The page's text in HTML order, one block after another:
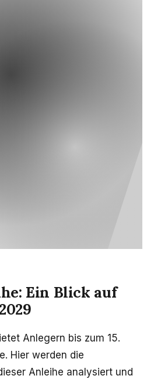
Ein Blick auf
Anlegern bis zum 15.
Hier werden die
Anleihe analysiert und